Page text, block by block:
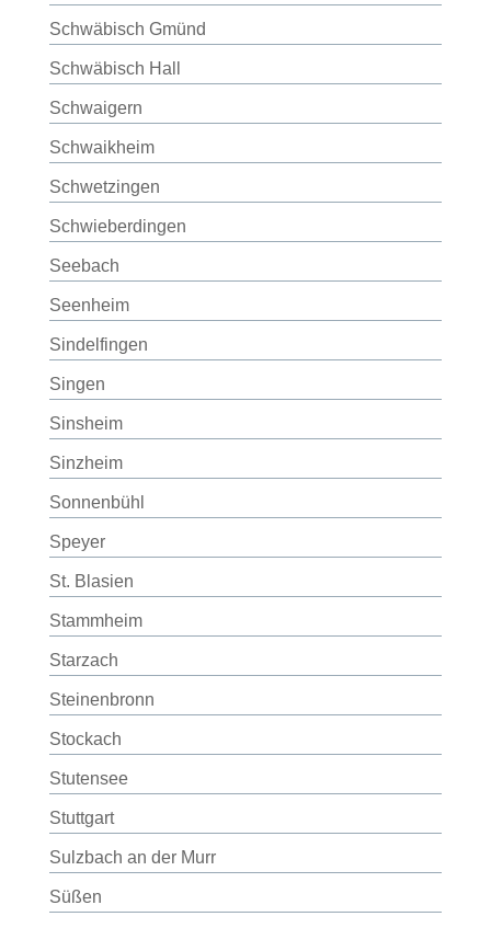
Schwäbisch Gmünd
Schwäbisch Hall
Schwaigern
Schwaikheim
Schwetzingen
Schwieberdingen
Seebach
Seenheim
Sindelfingen
Singen
Sinsheim
Sinzheim
Sonnenbühl
Speyer
St. Blasien
Stammheim
Starzach
Steinenbronn
Stockach
Stutensee
Stuttgart
Sulzbach an der Murr
Süßen